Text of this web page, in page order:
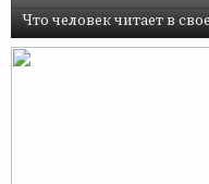
Что человек читает в